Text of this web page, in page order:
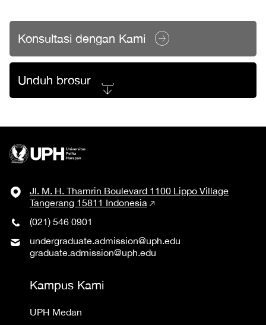
Konsultasi dengan Kami
Unduh brosur
Jl. M. H. Thamrin Boulevard 1100 Lippo Village
Tangerang 15811 Indonesia
(021) 546 0901
undergraduate.admission@uph.edu
graduate.admission@uph.edu
Kampus Kami
UPH Medan